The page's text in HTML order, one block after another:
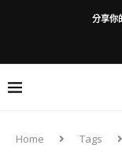
分享你
Home Tags